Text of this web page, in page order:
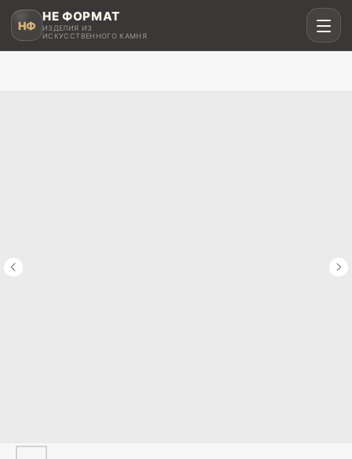
НФ
НЕ ФОРМАТ
ИЗДЕЛИЯ ИЗ
ИСКУССТВЕННОГО КАМНЯ
Для кухни и домашнего бара